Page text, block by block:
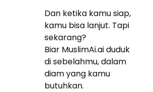
Dan ketika kamu siap,
kamu bisa lanjut. Tapi
sekarang?
Biar MuslimAi.ai duduk
di sebelahmu, dalam
diam yang kamu
butuhkan.